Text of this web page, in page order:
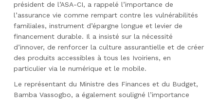
président de l’ASA-CI, a rappelé l’importance de
l’assurance vie comme rempart contre les vulnérabilités
familiales, instrument d’épargne longue et levier de
financement durable. Il a insisté sur la nécessité
d’innover, de renforcer la culture assurantielle et de créer
des produits accessibles à tous les Ivoiriens, en
particulier via le numérique et le mobile.
Le représentant du Ministre des Finances et du Budget,
Bamba Vassogbo, a également souligné l’importance